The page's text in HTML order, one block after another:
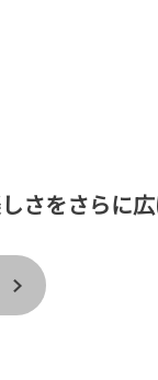
さをさらに